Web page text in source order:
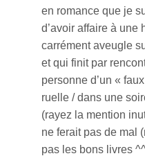
en romance que je
d’avoir affaire à une
carrément aveugle
et qui finit par
personne d’un «
ruelle / dans une
(rayez la mention
ne ferait pas de mal
pas les bons livres